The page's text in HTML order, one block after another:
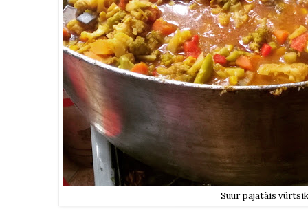
Suur pajatäis